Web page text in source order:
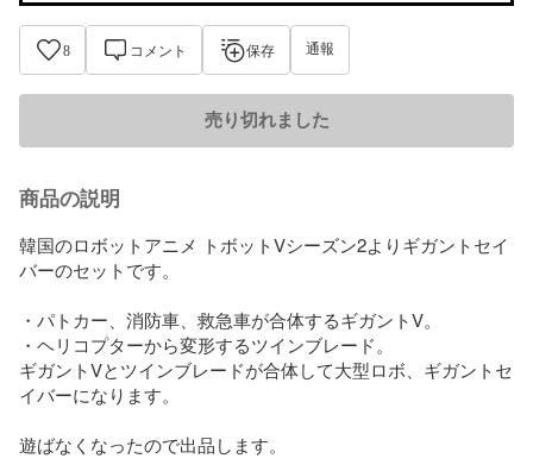
8 コメント 保存 通報
売り切れました
商品の説明
韓国のロボットアニメ トボットVシーズン2よりギガントセイ
バーのセットです。
・パトカー、消防車、救急車が合体するギガントV。
・ヘリコプターから変形するツインブレード。
ギガントVとツインブレードが合体して大型ロボ、ギガントセ
イバーになります。
遊ばなくなったので出品します。